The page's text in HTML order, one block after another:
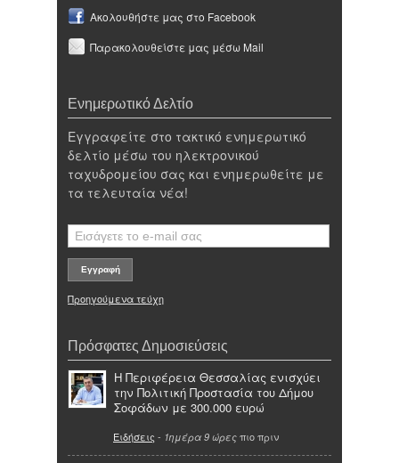
Ακολουθήστε μας στο Facebook
Παρακολουθείστε μας μέσω Mail
Ενημερωτικό Δελτίο
Εγγραφείτε στο τακτικό ενημερωτικό
δελτίο μέσω του ηλεκτρονικού
ταχυδρομείου σας και ενημερωθείτε με
τα τελευταία νέα!
Προηγούμενα τεύχη
Πρόσφατες Δημοσιεύσεις
Η Περιφέρεια Θεσσαλίας ενισχύει
την Πολιτική Προστασία του Δήμου
Σοφάδων με 300.000 ευρώ
Ειδήσεις - 1ημέρα 9 ώρες πιο πριν